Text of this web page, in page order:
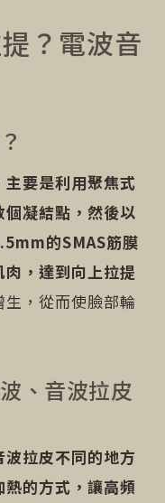
？電波音
要是利用聚焦式
凝結點，然後以
的SMAS筋膜
，達到向上拉提
生，從而使臉部輪
、音波拉皮
拉皮不同的地方
的方式，讓高頻